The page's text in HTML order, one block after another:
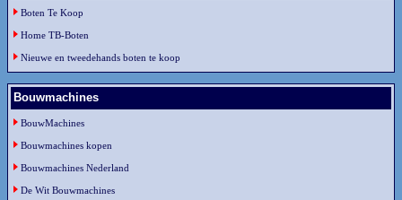
Boten Te Koop
Home TB-Boten
Nieuwe en tweedehands boten te koop
Bouwmachines
BouwMachines
Bouwmachines kopen
Bouwmachines Nederland
De Wit Bouwmachines